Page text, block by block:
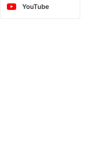
YouTube